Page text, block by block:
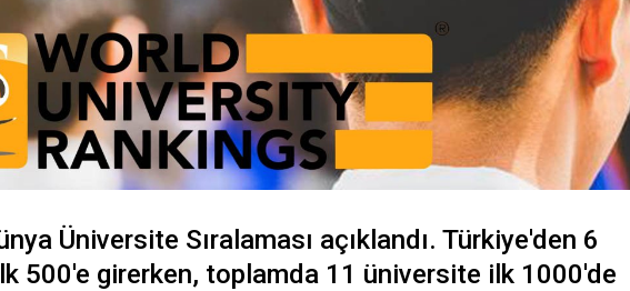
Üniversite Sıralaması açıklandı. Türkiye'den 6
500'e girerken, toplamda 11 üniversite ilk 1000'de